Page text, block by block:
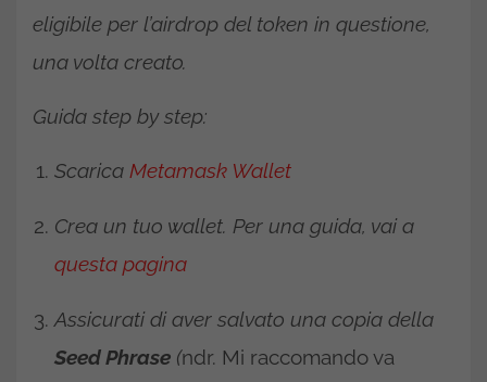
eligibile per l’airdrop del token in questione,
una volta creato.
Guida step by step:
Scarica Metamask Wallet
Crea un tuo wallet. Per una guida, vai a
questa pagina
Assicurati di aver salvato una copia della
Seed Phrase (ndr. Mi raccomando va